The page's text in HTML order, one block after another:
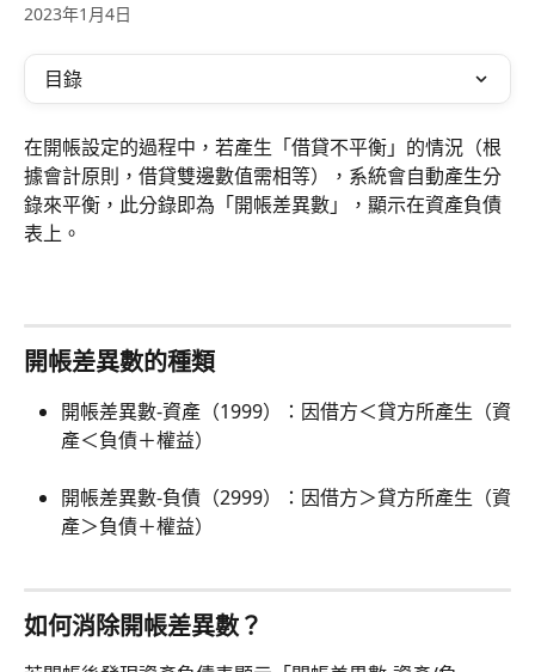
2023年1月4日
目錄
在開帳設定的過程中，若產生「借貸不平衡」的情況（根
據會計原則，借貸雙邊數值需相等），系統會自動產生分
錄來平衡，此分錄即為「開帳差異數」，顯示在資產負債
表上。
開帳差異數的種類
開帳差異數-資產（1999）：因借方＜貸方所產生（資
產＜負債＋權益）
開帳差異數-負債（2999）：因借方＞貸方所產生（資
產＞負債＋權益）
如何消除開帳差異數？